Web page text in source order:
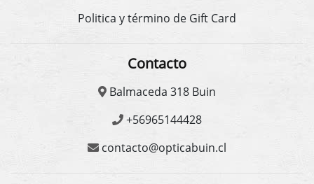
Politica y término de Gift Card
Contacto
Balmaceda 318 Buin
+56965144428
contacto@opticabuin.cl